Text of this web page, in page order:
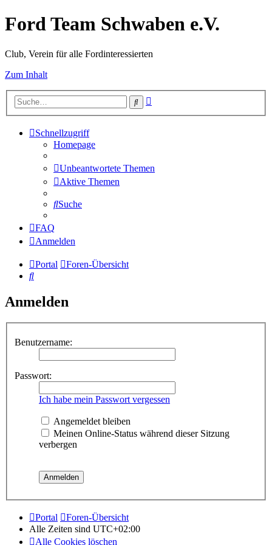
Ford Team Schwaben e.V.
Club, Verein für alle Fordinteressierten
Zum Inhalt
Suche
Schnellzugriff
Homepage
Unbeantwortete Themen
Aktive Themen
Suche
FAQ
Anmelden
Portal
Foren-Übersicht
Suche
Anmelden
Benutzername:
Passwort:
Ich habe mein Passwort vergessen
Angemeldet bleiben
Meinen Online-Status während dieser Sitzung
verbergen
Portal
Foren-Übersicht
Alle Zeiten sind UTC+02:00
Alle Cookies löschen